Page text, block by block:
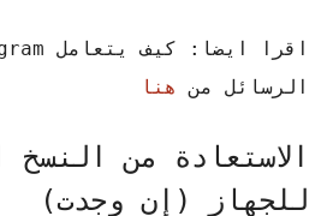
الرسائل من
هنا
الاستعادة من النسخ
للجهاز (إن وجدت)